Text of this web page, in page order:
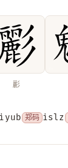
彲
郑码 islz